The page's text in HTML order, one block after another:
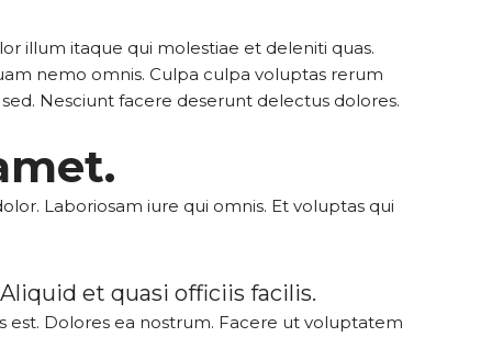
illum itaque qui molestiae et deleniti quas.
nemo omnis. Culpa culpa voluptas rerum
Nesciunt facere deserunt delectus dolores.
Laboriosam iure qui omnis. Et voluptas qui
et quasi officiis facilis.
Dolores ea nostrum. Facere ut voluptatem